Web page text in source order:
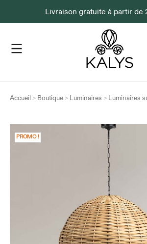
Livraison gratuite à partir de
Accueil > Boutique > Luminaires > Luminaires
PROMO !